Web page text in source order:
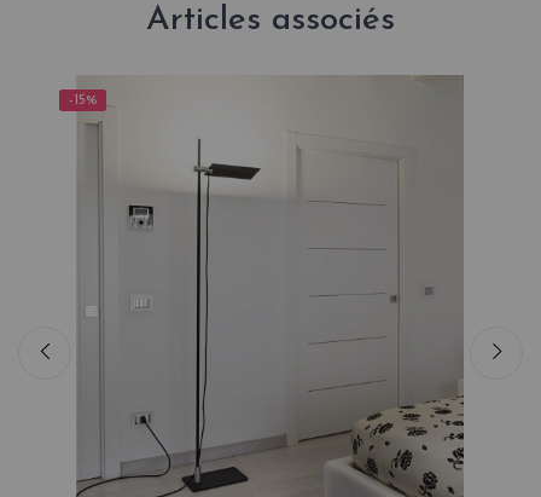
Articles associés
-15%